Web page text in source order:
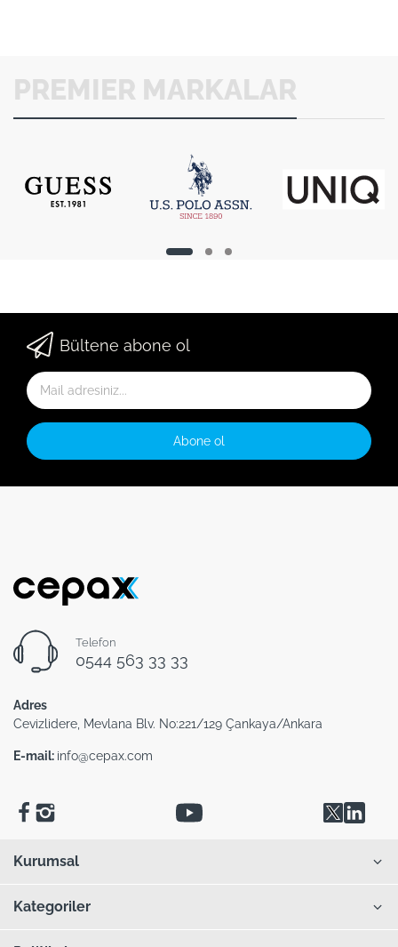
PREMIER MARKALAR
Bültene abone ol
Abone ol
Telefon
0544 563 33 33
Adres
Cevizlidere, Mevlana Blv. No:221/129 Çankaya/Ankara
E-mail: info@cepax.com
Kurumsal
Kategoriler